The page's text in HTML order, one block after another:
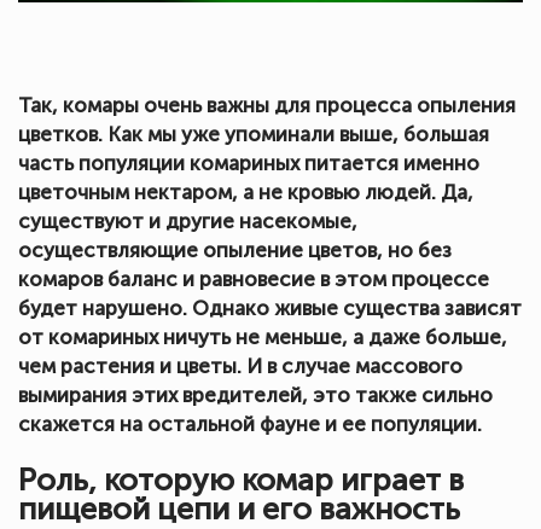
Так, комары очень важны для процесса опыления
цветков. Как мы уже упоминали выше, большая
часть популяции комариных питается именно
цветочным нектаром, а не кровью людей. Да,
существуют и другие насекомые,
осуществляющие опыление цветов, но без
комаров баланс и равновесие в этом процессе
будет нарушено. Однако живые существа зависят
от комариных ничуть не меньше, а даже больше,
чем растения и цветы. И в случае массового
вымирания этих вредителей, это также сильно
скажется на остальной фауне и ее популяции.
Роль, которую комар играет в
пищевой цепи и его важность